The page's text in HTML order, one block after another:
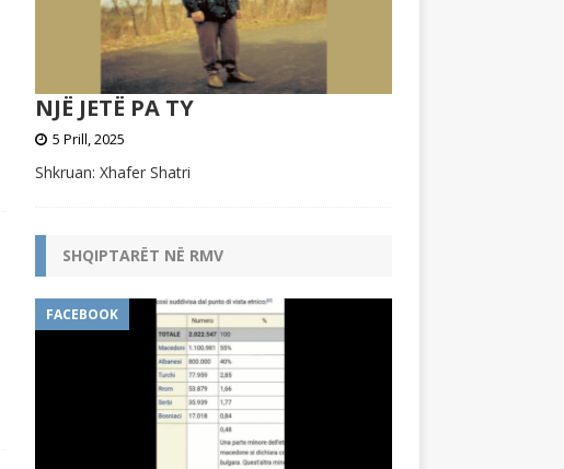
NJË JETË PA TY
5 Prill, 2025
Shkruan: Xhafer Shatri
SHQIPTARËT NË RMV
FACEBOOK